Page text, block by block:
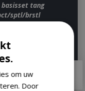
basisset tang
sptl/brstl
,95om uw
Door